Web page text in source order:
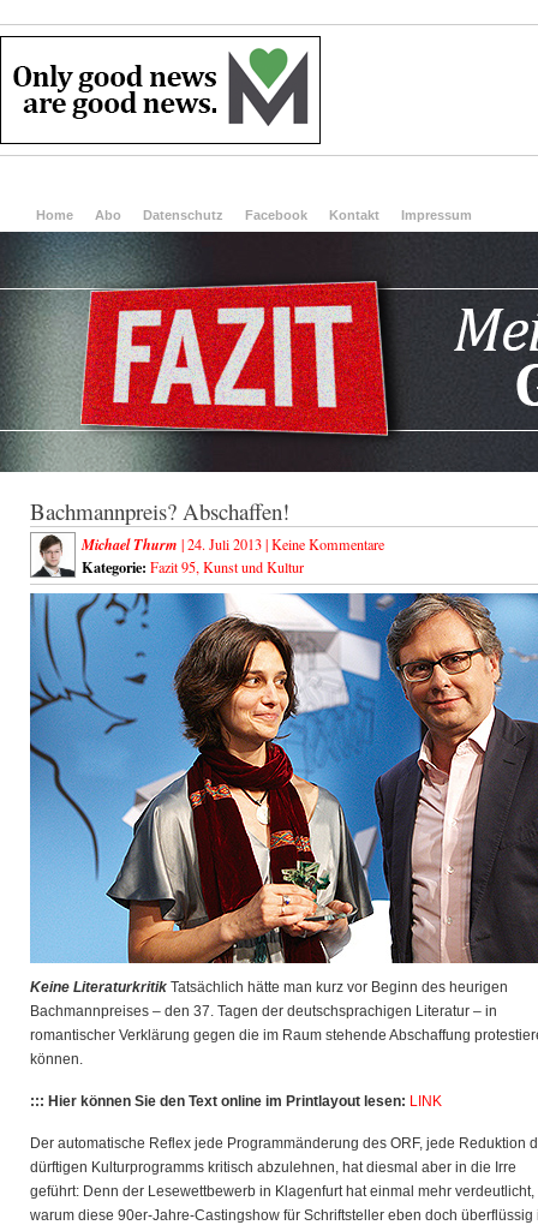
Home Abo Datenschutz Facebook Kontakt Impressum
Bachmannpreis? Abschaffen!
Michael Thurm | 24. Juli 2013 |Keine Kommentare
Kategorie: Fazit 95, Kunst und Kultur
Keine Literaturkritik Tatsächlich hätte man kurz vor Beginn des heurigen
Bachmannpreises – den 37. Tagen der deutschsprachigen Literatur – in
romantischer Verklärung gegen die im Raum stehende Abschaffung
können.
::: Hier können Sie den Text online im Printlayout lesen: LINK
Der automatische Reflex jede Programmänderung des ORF, jede Reduktion
dürftigen Kulturprogramms kritisch abzulehnen, hat diesmal aber in die Irre
geführt: Denn der Lesewettbewerb in Klagenfurt hat einmal mehr verdeutlicht,
warum diese 90er-Jahre-Castingshow für Schriftsteller eben doch überflüssig